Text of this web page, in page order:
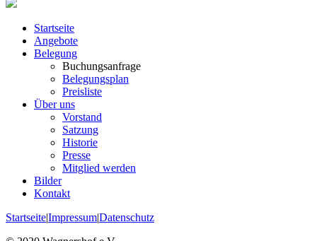
Startseite
Angebote
Belegung
Buchungsanfrage
Belegungsplan
Preisliste
Über uns
Vorstand
Satzung
Historie
Presse
Mitglied werden
Bilder
Kontakt
Startseite|Impressum|Datenschutz